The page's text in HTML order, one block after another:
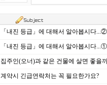
「내진 등급」에 대해서 알아봅시다...②
「내진 등급」에 대해서 알아봅시다...①
집주인(오너)과 같은 건물에 살면 좋을
계약시 긴급연락처는 꼭 필요한가요?